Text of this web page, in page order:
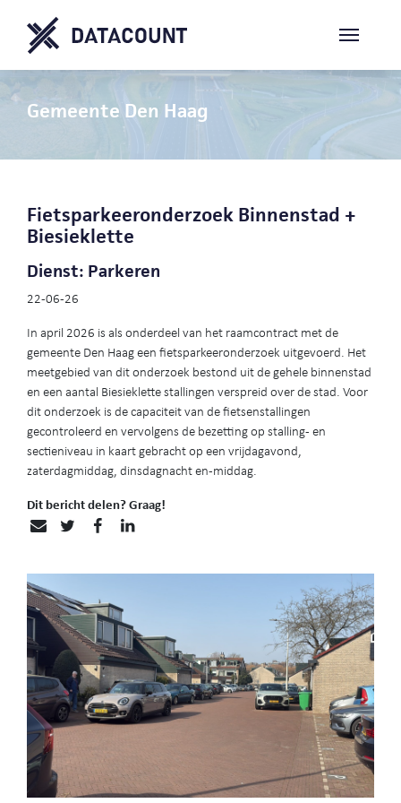
Gemeente Den Haag
Fietsparkeeronderzoek Binnenstad +
Biesieklette
Dienst: Parkeren
22-06-26
In april 2026 is als onderdeel van het raamcontract met de
gemeente Den Haag een fietsparkeeronderzoek uitgevoerd. Het
meetgebied van dit onderzoek bestond uit de gehele binnenstad
en een aantal Biesieklette stallingen verspreid over de stad. Voor
dit onderzoek is de capaciteit van de fietsenstallingen
gecontroleerd en vervolgens de bezetting op stalling- en
sectieniveau in kaart gebracht op een vrijdagavond,
zaterdagmiddag, dinsdagnacht en -middag.
Dit bericht delen? Graag!